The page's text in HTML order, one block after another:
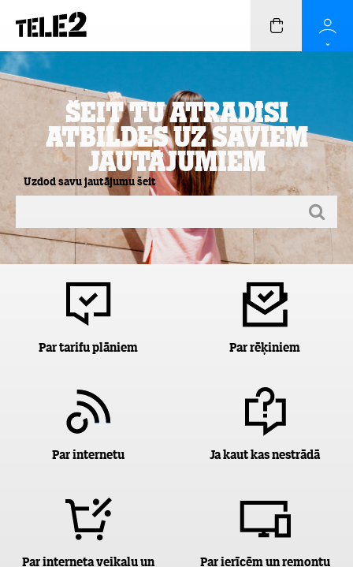
Šeit Tu atradīsi
atbildes uz saviem
jautājumiem
Uzdod savu jautājumu šeit
Par tarifu plāniem Par rēķiniem
Par internetu Ja kaut kas nestrādā
Par interneta veikalu un
Par ierīcēm un remontu